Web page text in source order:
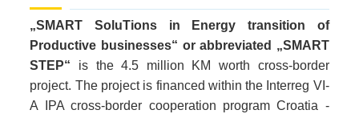
„SMART SoluTions in Energy transition of
Productive businesses“ or abbreviated „SMART
STEP“ is the 4.5 million KM worth cross-border
project. The project is financed within the Interreg VI-
A IPA cross-border cooperation program Croatia -